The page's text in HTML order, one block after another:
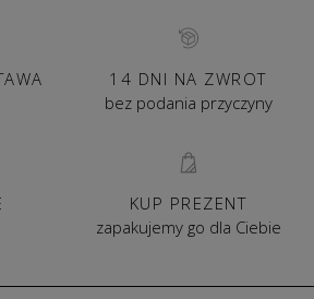
współczesnej klienteli na
– DO JAKIEGO
oprawy świetlne, które zmieniają się jak
sprawdzają się w roli pomocniczego
walory dekoracyjne mieszkania. Nie
stanowią jeden z tych wnętrzarskich
ton wybranym pomieszczeniom. W ofercie
14 DNI NA ZWROT
bez podania przyczyny
KUP PREZENT
zapakujemy go dla Ciebie